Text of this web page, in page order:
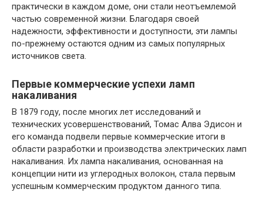
практически в каждом доме, они стали неотъемлемой
частью современной жизни. Благодаря своей
надежности, эффективности и доступности, эти лампы
по-прежнему остаются одним из самых популярных
источников света.
Первые коммерческие успехи ламп
накаливания
В 1879 году, после многих лет исследований и
технических усовершенствований, Томас Алва Эдисон и
его команда подвели первые коммерческие итоги в
области разработки и производства электрических ламп
накаливания. Их лампа накаливания, основанная на
концепции нити из углеродных волокон, стала первым
успешным коммерческим продуктом данного типа.